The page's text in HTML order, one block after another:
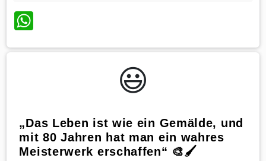
WhatsApp
😃️
„Das Leben ist wie ein Gemälde, und
mit 80 Jahren hat man ein wahres
Meisterwerk erschaffen“ 🎨🖌️